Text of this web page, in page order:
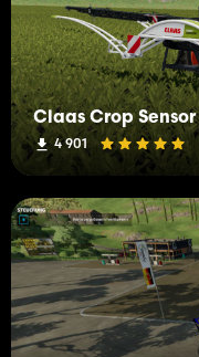
Claas Crop Sensor
4 901